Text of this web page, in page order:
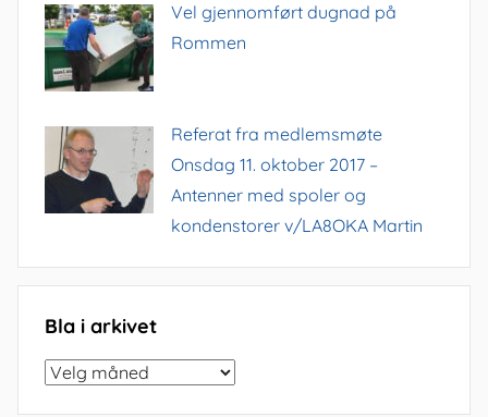
Vel gjennomført dugnad på
Rommen
Referat fra medlemsmøte
Onsdag 11. oktober 2017 –
Antenner med spoler og
kondenstorer v/LA8OKA Martin
Bla i arkivet
Bla